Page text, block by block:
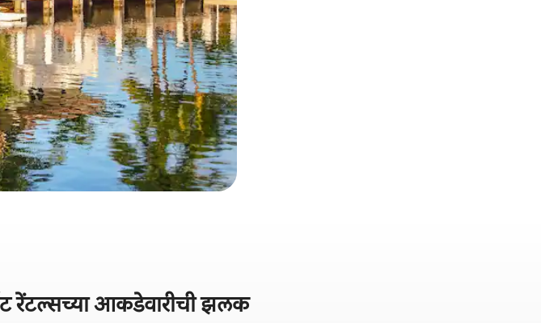
रेंटल्सच्या आकडेवारीची झलक